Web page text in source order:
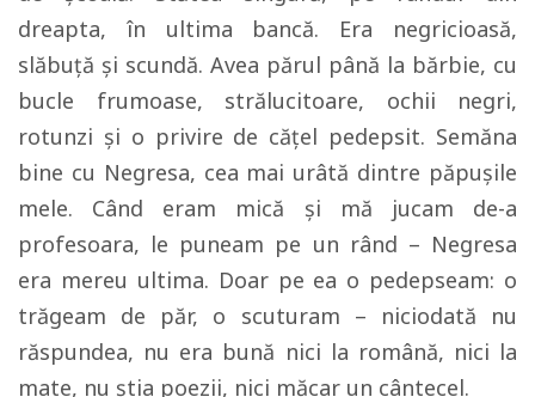
dreapta, în ultima bancă. Era negricioasă,
slăbuţă şi scundă. Avea părul până la bărbie, cu
bucle frumoase, strălucitoare, ochii negri,
rotunzi şi o privire de căţel pedepsit. Semăna
bine cu Negresa, cea mai urâtă dintre păpuşile
mele. Când eram mică şi mă jucam de-a
profesoara, le puneam pe un rând – Negresa
era mereu ultima. Doar pe ea o pedepseam: o
trăgeam de păr, o scuturam – niciodată nu
răspundea, nu era bună nici la română, nici la
mate, nu ştia poezii, nici măcar un cântecel.